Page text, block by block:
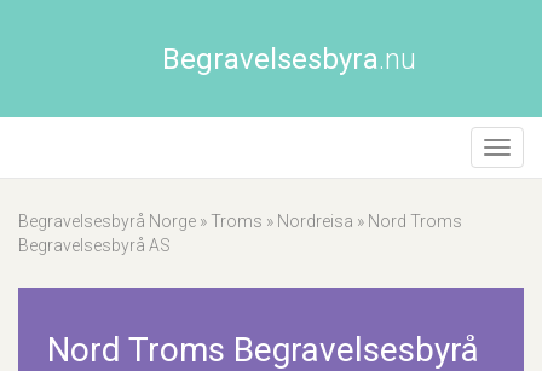
Begravelsesbyra.nu
Begravelsesbyrå Norge »Troms » Nordreisa » Nord Troms
Begravelsesbyrå AS
Nord Troms Begravelsesbyrå